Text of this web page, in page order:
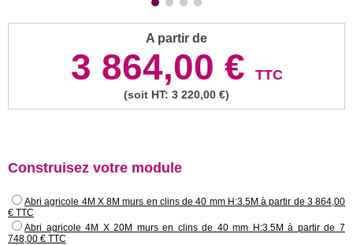
A partir de
3 864,00 € TTC
(soit HT: 3 220,00 €)
Construisez votre module
Abri agricole 4M X 8M murs en clins de 40 mm H:3.5M à partir de 3 864,00
€ TTC
Abri agricole 4M X 20M murs en clins de 40 mm H:3.5M à partir de 7
748,00 € TTC